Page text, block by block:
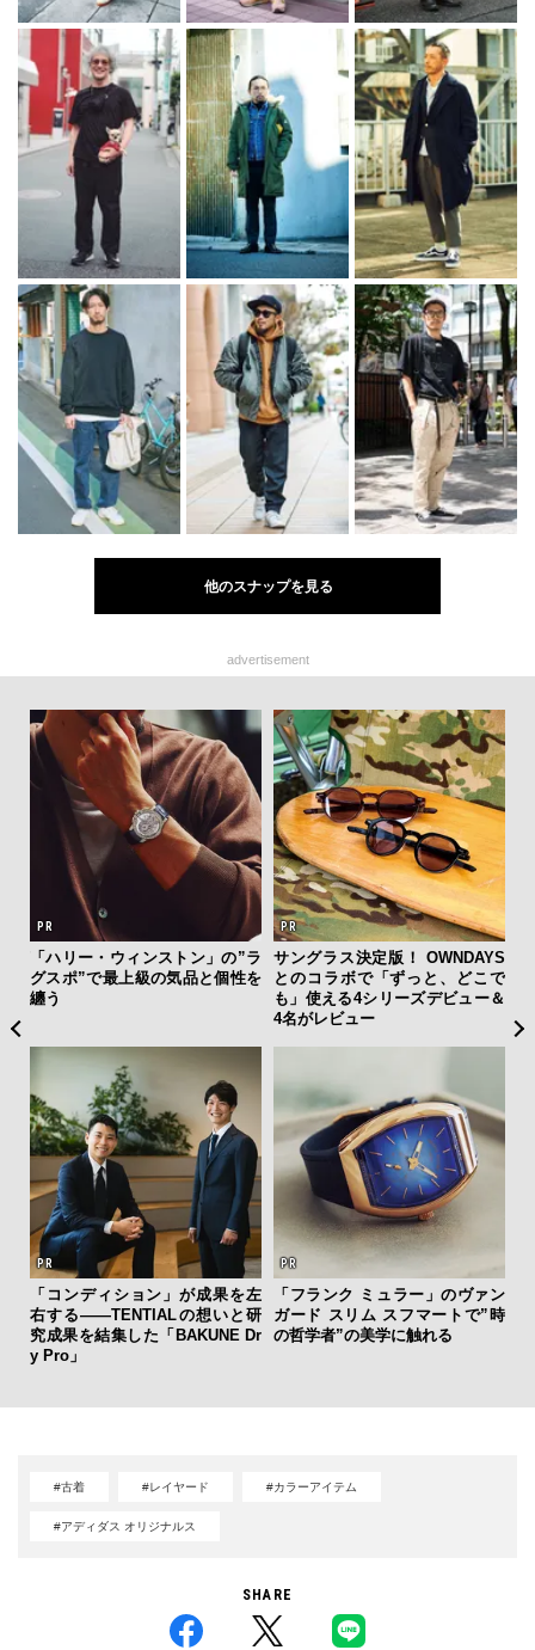
他のスナップを見る
advertisement
「ハリー・ウィンストン」の”ラ
グスポ”で最上級の気品と個性を
纏う
サングラス決定版！ OWNDAYS
とのコラボで「ずっと、どこで
も」使える4シリーズデビュー＆
4名がレビュー
「コンディション」が成果を左
右する——TENTIALの想いと研
究成果を結集した「BAKUNE Dr
y Pro」
「フランク ミュラー」のヴァン
ガード スリム スフマートで”時
の哲学者”の美学に触れる
#古着 #レイヤード #カラーアイテム
#アディダス オリジナルス
SHARE